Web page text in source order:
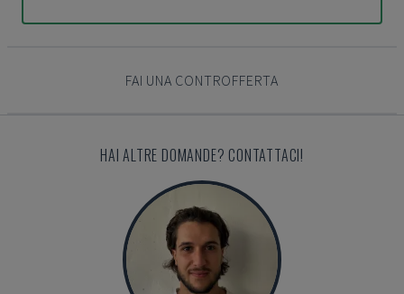
FAI UNA CONTROFFERTA
HAI ALTRE DOMANDE? CONTATTACI!